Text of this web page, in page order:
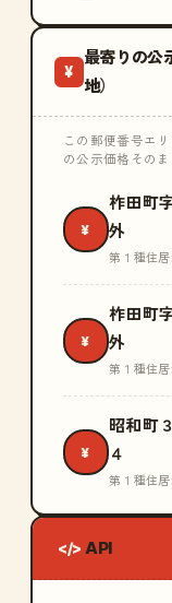
¥
最寄りの公
地）
この郵便番号エ
の公示価格そのま
¥
柞田町
外
第１種住
¥
柞田町
外
第１種住
¥
昭和町
４
第１種住
</> API